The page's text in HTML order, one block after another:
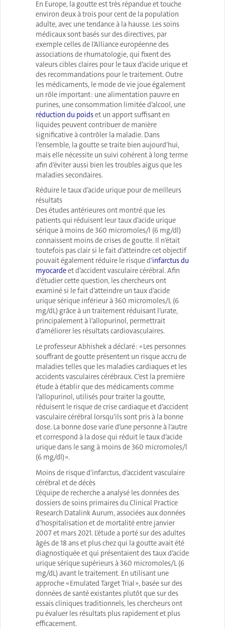
En Europe, la goutte est très répandue et touche
environ deux à trois pour cent de la population
adulte, avec une tendance à la hausse. Les soins
médicaux sont basés sur des directives, par
exemple celles de l’Alliance européenne des
associations de rhumatologie, qui fixent des
valeurs cibles claires pour le taux d’acide urique et
des recommandations pour le traitement. Outre
les médicaments, le mode de vie joue également
un rôle important : une alimentation pauvre en
purines, une consommation limitée d’alcool, une
réduction du poidset un apport suffisant en
liquides peuvent contribuer de manière
significative à contrôler la maladie. Dans
l’ensemble, la goutte se traite bien aujourd’hui,
mais elle nécessite un suivi cohérent à long terme
afin d’éviter aussi bien les troubles aigus que les
maladies secondaires.
Réduire le taux d’acide urique pour de meilleurs
résultats
Des études antérieures ont montré que les
patients qui réduisent leur taux d’acide urique
sérique à moins de 360 micromoles/l (6 mg/dl)
connaissent moins de crises de goutte. Il n’était
toutefois pas clair si le fait d’atteindre cet objectif
pouvait également réduire le risque d’infarctus du
myocardeet d’accident vasculaire cérébral. Afin
d’étudier cette question, les chercheurs ont
examiné si le fait d’atteindre un taux d’acide
urique sérique inférieur à 360 micromoles/L (6
mg/dL) grâce à un traitement réduisant l’urate,
principalement à l’allopurinol, permettrait
d’améliorer les résultats cardiovasculaires.
Le professeur Abhishek a déclaré : « Les personnes
souffrant de goutte présentent un risque accru de
maladies telles que les maladies cardiaques et les
accidents vasculaires cérébraux. C’est la première
étude à établir que des médicaments comme
l’allopurinol, utilisés pour traiter la goutte,
réduisent le risque de crise cardiaque et d’accident
vasculaire cérébral lorsqu’ils sont pris à la bonne
dose. La bonne dose varie d’une personne à l’autre
et correspond à la dose qui réduit le taux d’acide
urique dans le sang à moins de 360 micromoles/l
(6 mg/dl) ».
Moins de risque d’infarctus, d’accident vasculaire
cérébral et de décès
L’équipe de recherche a analysé les données des
dossiers de soins primaires du Clinical Practice
Research Datalink Aurum, associées aux données
d’hospitalisation et de mortalité entre janvier
2007 et mars 2021. L’étude a porté sur des adultes
âgés de 18 ans et plus chez qui la goutte avait été
diagnostiquée et qui présentaient des taux d’acide
urique sérique supérieurs à 360 micromoles/L (6
mg/dL) avant le traitement. En utilisant une
approche « Emulated Target Trial », basée sur des
données de santé existantes plutôt que sur des
essais cliniques traditionnels, les chercheurs ont
pu évaluer les résultats plus rapidement et plus
efficacement.